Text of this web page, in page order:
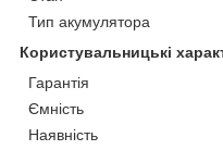
Тип акумулятора
Користувальницькі
Гарантія
Ємність
Наявність